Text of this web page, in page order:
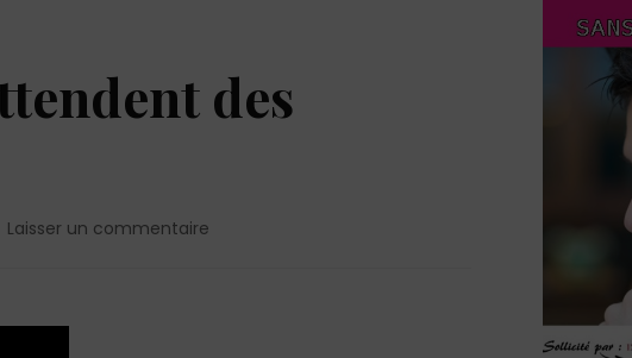
des
Laisser un commentaire